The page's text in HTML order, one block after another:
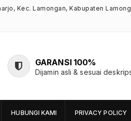
Kec. Lamongan, Kabupaten
GARANSI 100%
Dijamin asli & sesuai
HUBUNGI KAMI PRIVACY POLICY